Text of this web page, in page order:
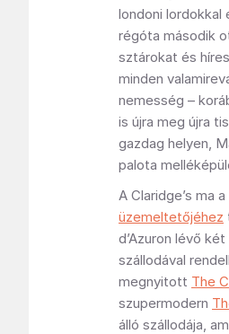
londoni lordokkal
régóta második
sztárokat és
minden
nemesség –
is újra meg újra
gazdag helyen,
palota
A Claridge’s ma
üzemeltetőjéhez
d’Azuron lévő
szállodával
megnyitott The
szupermodern
álló szállodája,